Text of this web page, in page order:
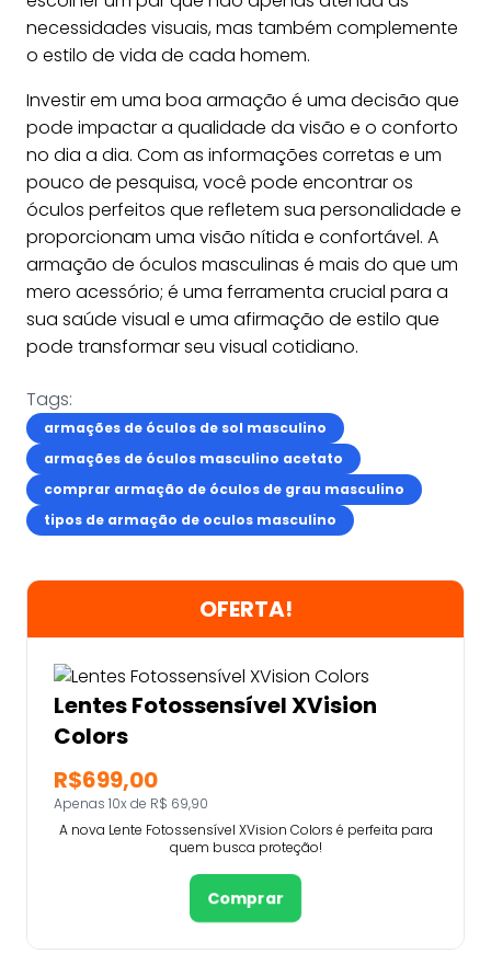
necessidades visuais, mas também complemente
o estilo de vida de cada homem.
Investir em uma boa armação é uma decisão que
pode impactar a qualidade da visão e o conforto
no dia a dia. Com as informações corretas e um
pouco de pesquisa, você pode encontrar os
óculos perfeitos que refletem sua personalidade e
proporcionam uma visão nítida e confortável. A
armação de óculos masculinas é mais do que um
mero acessório; é uma ferramenta crucial para a
sua saúde visual e uma afirmação de estilo que
pode transformar seu visual cotidiano.
Tags:
armações de óculos de sol masculino
armações de óculos masculino acetato
comprar armação de óculos de grau masculino
tipos de armação de oculos masculino
OFERTA!
Lentes Fotossensível XVision
Colors
R$699,00
Apenas 10x de R$ 69,90
A nova Lente Fotossensível XVision Colors é perfeita para
quem busca proteção!
Comprar